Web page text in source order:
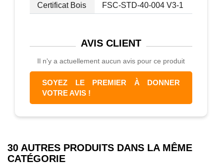
Certificat Bois FSC-STD-40-004 V3-1
AVIS CLIENT
Il n'y a actuellement aucun avis pour ce produit
SOYEZ LE PREMIER À DONNER
VOTRE AVIS !
30 AUTRES PRODUITS DANS LA MÊME
CATÉGORIE